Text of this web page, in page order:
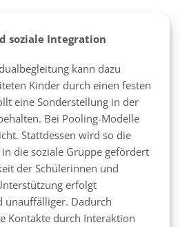
soziale Integration
kann dazu
Kinder durch einen festen
eine Sonderstellung in der
Bei Pooling-Modelle
Stattdessen wird so die
die soziale Gruppe gefördert
der Schülerinnen und
erfolgt
unauffälliger. Dadurch
Kontakte durch Interaktion